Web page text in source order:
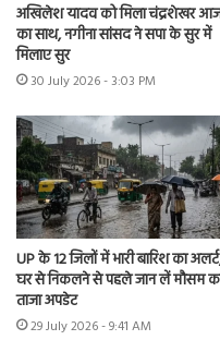
अखिलेश यादव को मिला चंद्रशेखर
का साथ, नगीना सांसद ने सपा के सुर में
मिलाए सुर
30 July 2026 - 3:03 PM
UP के 12 जिलों में भारी बारिश का
घर से निकलने से पहले जान लें मौसम
ताजा अपडेट
29 July 2026 - 9:41 AM